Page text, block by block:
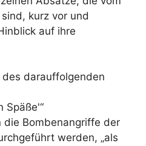
kurz vor und
auf ihre
des darauffolgenden
Späße'“
die Bombenangriffe der
werden, „als